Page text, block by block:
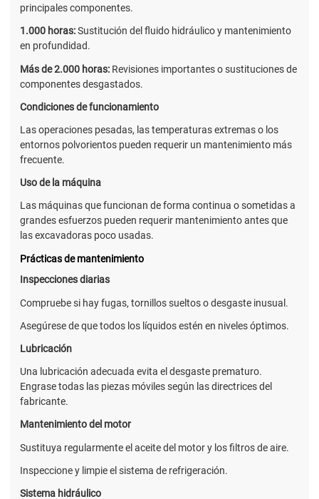
principales componentes.
1.000 horas:Sustitución del fluido hidráulico y mantenimiento
en profundidad.
Más de 2.000 horas: Revisiones importantes o sustituciones de
componentes desgastados.
Condiciones de funcionamiento
Las operaciones pesadas, las temperaturas extremas o los
entornos polvorientos pueden requerir un mantenimiento más
frecuente.
Uso de la máquina
Las máquinas que funcionan de forma continua o sometidas a
grandes esfuerzos pueden requerir mantenimiento antes que
las excavadoras poco usadas.
Prácticas de mantenimiento
Inspecciones diarias
Compruebe si hay fugas, tornillos sueltos o desgaste inusual.
Asegúrese de que todos los líquidos estén en niveles óptimos.
Lubricación
Una lubricación adecuada evita el desgaste prematuro.
Engrase todas las piezas móviles según las directrices del
fabricante.
Mantenimiento del motor
Sustituya regularmente el aceite del motor y los filtros de aire.
Inspeccione y limpie el sistema de refrigeración.
Sistema hidráulico